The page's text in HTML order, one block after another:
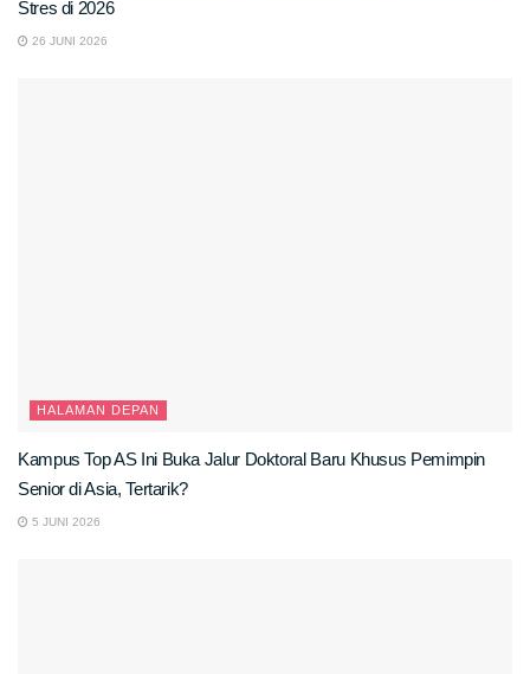
Stres di 2026
26 JUNI 2026
HALAMAN DEPAN
Kampus Top AS Ini Buka Jalur Doktoral Baru Khusus Pemimpin
Senior di Asia, Tertarik?
5 JUNI 2026